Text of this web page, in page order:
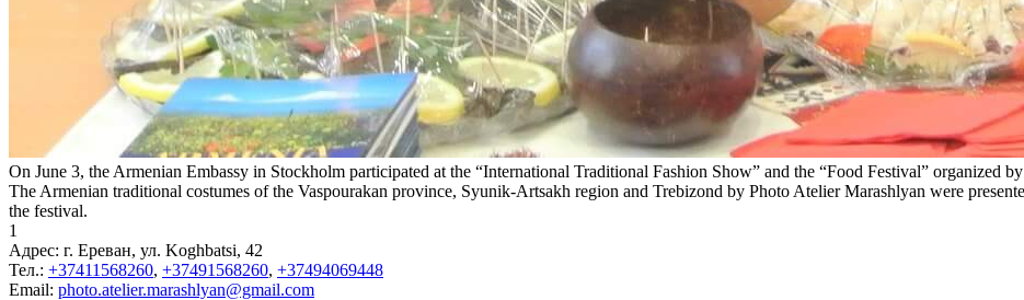
On June 3, the Armenian Embassy in Stockholm participated at the “International Traditional Fashion Show” and the “Food Festival” organized
The Armenian traditional costumes of the Vaspourakan province, Syunik-Artsakh region and Trebizond by Photo Atelier Marashlyan were
the festival.
1
Адрес: г. Ереван, ул. Koghbatsi, 42
Тел.: +37411568260, +37491568260, +37494069448
Email: photo.atelier.marashlyan@gmail.com